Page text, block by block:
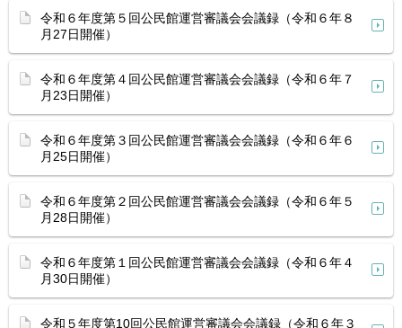
令和６年度第５回公民館運営審議会会議録（令和６年８
月27日開催）
令和６年度第４回公民館運営審議会会議録（令和６年７
月23日開催）
令和６年度第３回公民館運営審議会会議録（令和６年６
月25日開催）
令和６年度第２回公民館運営審議会会議録（令和６年５
月28日開催）
令和６年度第１回公民館運営審議会会議録（令和６年４
月30日開催）
令和５年度第10回公民館運営審議会会議録（令和６年３